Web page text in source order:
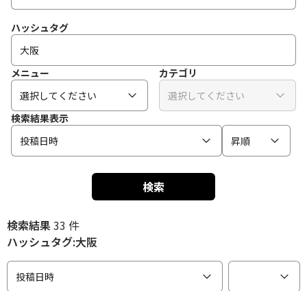
ハッシュタグ
メニュー
カテゴリ
選択してください
選択してください
検索結果表示
投稿日時
昇順
検索
検索結果33 件
ハッシュタグ:大阪
投稿日時